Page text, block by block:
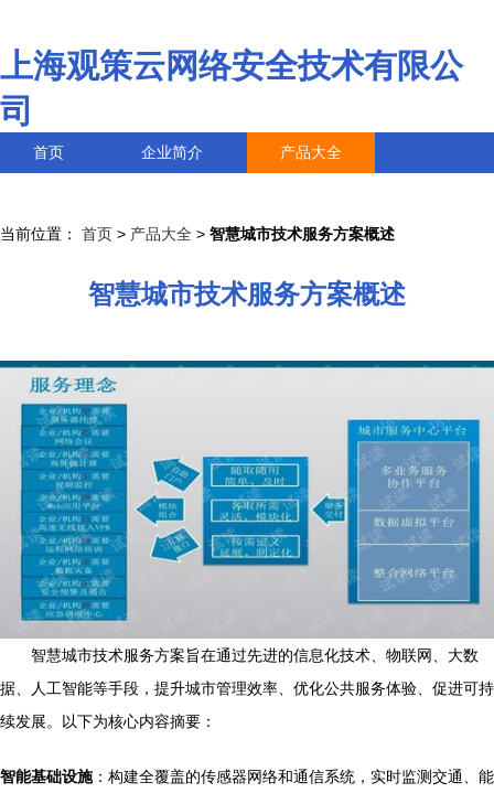
上海观策云网络安全技术有限公
司
首页 企业简介 产品大全
当前位置： 首页 > 产品大全 > 智慧城市技术服务方案概述
智慧城市技术服务方案概述
智慧城市技术服务方案旨在通过先进的信息化技术、物联网、大数
据、人工智能等手段，提升城市管理效率、优化公共服务体验、促进可持
续发展。以下为核心内容摘要：
智能基础设施：构建全覆盖的传感器网络和通信系统，实时监测交通、能